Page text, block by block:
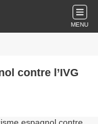
MENU
contre l’IVG